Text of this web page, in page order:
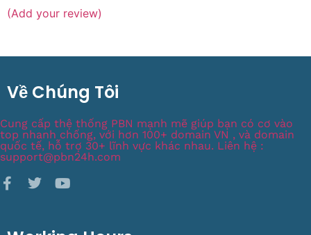
(Add your review)
Về Chúng Tôi
Cung cấp thệ thống PBN mạnh mẽ giúp bạn có cơ vào
top nhanh chống, với hơn 100+ domain VN , và domain
quốc tế, hỗ trợ 30+ lĩnh vực khác nhau. Liên hệ :
support@pbn24h.com